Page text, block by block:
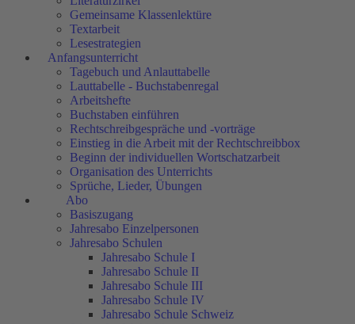
Gemeinsame Klassenlektüre
Textarbeit
Lesestrategien
Anfangsunterricht
Tagebuch und Anlauttabelle
Lauttabelle - Buchstabenregal
Arbeitshefte
Buchstaben einführen
Rechtschreibgespräche und -vorträge
Einstieg in die Arbeit mit der Rechtschreibbox
Beginn der individuellen Wortschatzarbeit
Organisation des Unterrichts
Sprüche, Lieder, Übungen
Abo
Basiszugang
Jahresabo Einzelpersonen
Jahresabo Schulen
Jahresabo Schule I
Jahresabo Schule II
Jahresabo Schule III
Jahresabo Schule IV
Jahresabo Schule Schweiz